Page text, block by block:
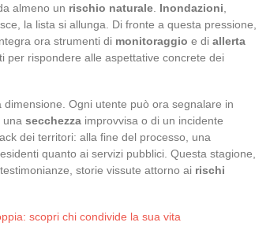
almeno un rischio naturale Inondazioni
la lista si allunga. Di fronte a questa pressione,
ora strumenti di monitoraggio e di allerta
per rispondere alle aspettative concrete dei
Ogni utente può ora segnalare in
una secchezza improvvisa o di un incidente
dei territori: alla fine del processo, una
quanto ai servizi pubblici. Questa stagione,
storie vissute attorno ai rischi
scopri chi condivide la sua vita